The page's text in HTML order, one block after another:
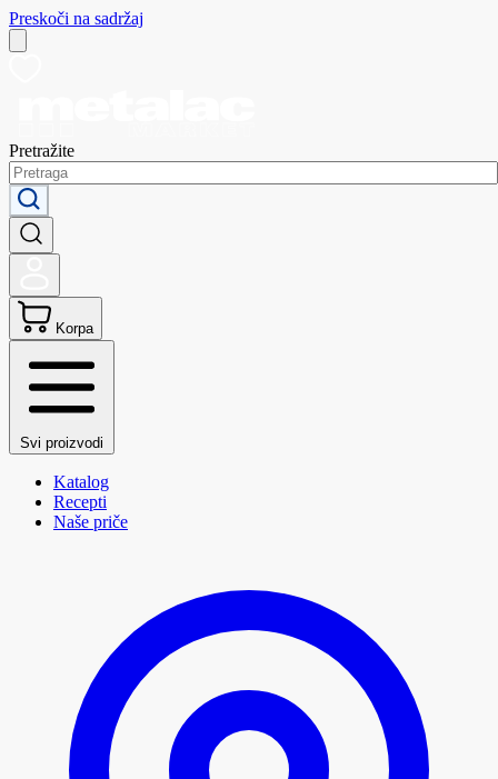
Preskoči na sadržaj
Pretražite
Korpa
Svi proizvodi
Katalog
Recepti
Naše priče